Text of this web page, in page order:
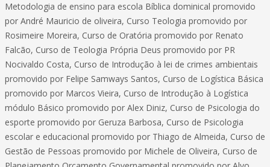
Metodologia de ensino para escola Bíblica dominical promovido
por André Mauricio de oliveira, Curso Teologia promovido por
Rosimeire Moreira, Curso de Oratória promovido por Renato
Falcão, Curso de Teologia Própria Deus promovido por PR
Nocivaldo Costa, Curso de Introdução à lei de crimes ambientais
promovido por Felipe Samways Santos, Curso de Logística Básica
promovido por Marcos Vieira, Curso de Introdução à Logística
módulo Básico promovido por Alex Diniz, Curso de Psicologia do
esporte promovido por Geruza Barbosa, Curso de Psicologia
escolar e educacional promovido por Thiago de Almeida, Curso de
Gestão de Pessoas promovido por Michele de Oliveira, Curso de